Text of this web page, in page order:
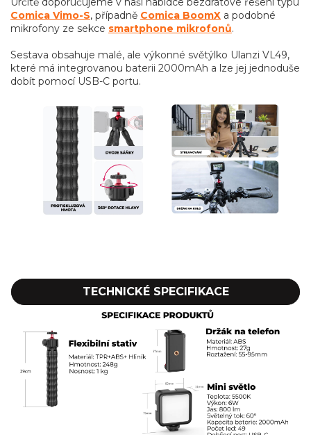
Comica Vimo-S, případně Comica BoomX a podobné
mikrofony ze sekce smartphone mikrofonů.
Sestava obsahuje malé, ale výkonné světýlko Ulanzi VL49,
které má integrovanou baterii 2000mAh a lze jej jednoduše
dobít pomocí USB-C portu.
TECHNICKÉ SPECIFIKACE